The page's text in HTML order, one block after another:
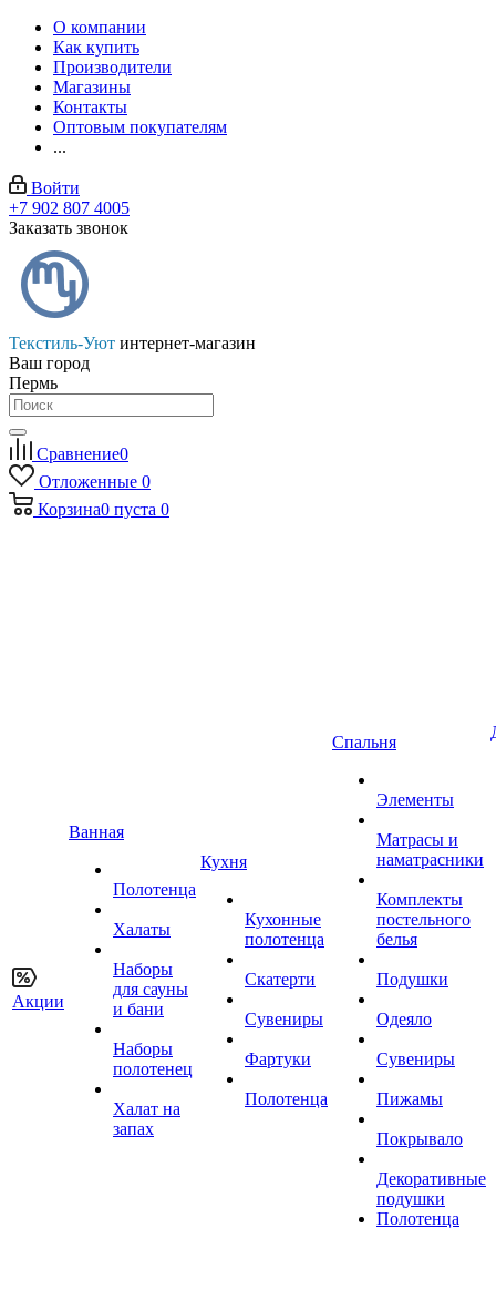
О компании
Как купить
Производители
Магазины
Контакты
Оптовым покупателям
...
Войти
+7 902 807 4005
Заказать звонок
Текстиль-Уют интернет-магазин
Ваш город
Пермь
Сравнение0
Отложенные 0
Корзина0 пуста 0
Акции
Ванная
Полотенца
Халаты
Наборы
для сауны
и бани
Наборы
полотенец
Халат на
запах
Кухня
Кухонные
полотенца
Скатерти
Сувениры
Фартуки
Полотенца
Спальня
Элементы
Матрасы и
наматрасники
Комплекты
постельного
белья
Подушки
Одеяло
Сувениры
Пижамы
Покрывало
Декоративные
подушки
Полотенца